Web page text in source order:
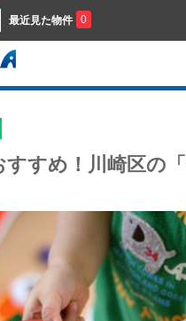
最近見た物件 0
すすめ！川崎区の